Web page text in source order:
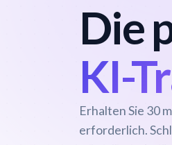
Die
KI-
Erhalten Sie 30
erforderlich.